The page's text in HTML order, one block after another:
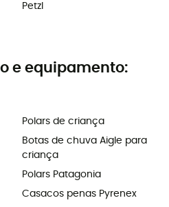
Petzl
e equipamento:
Polars de criança
Botas de chuva Aigle para
criança
Polars Patagonia
Casacos penas Pyrenex